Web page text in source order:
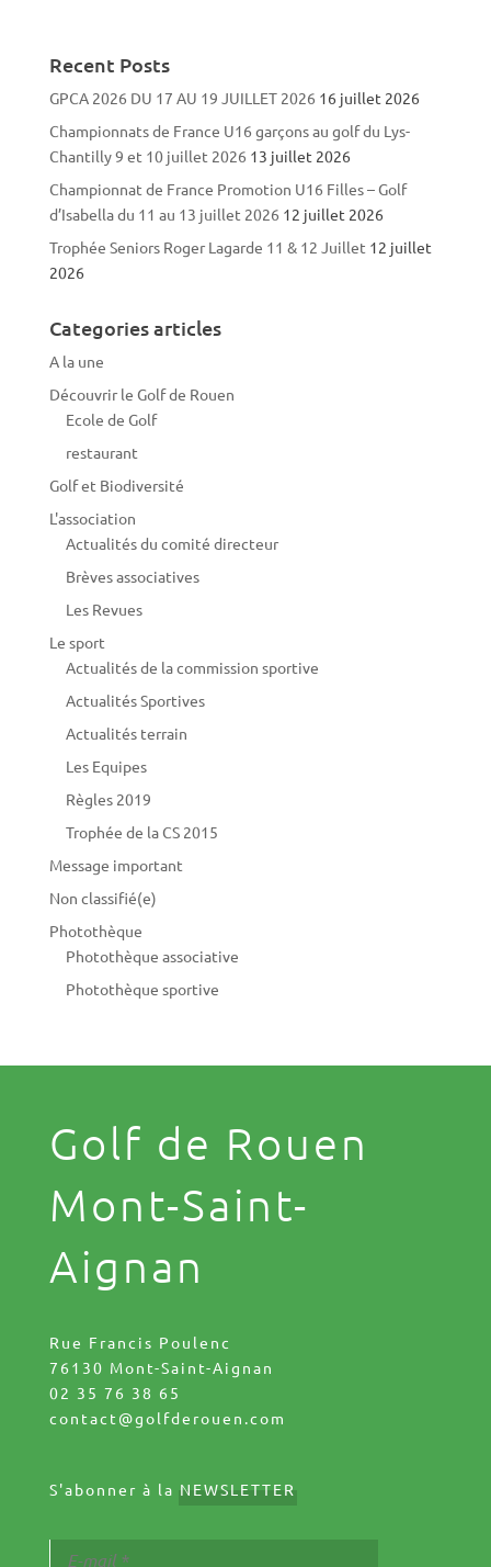
Recent Posts
GPCA 2026 DU 17 AU 19 JUILLET 2026 16 juillet 2026
Championnats de France U16 garçons au golf du Lys-
Chantilly 9 et 10 juillet 2026 13 juillet 2026
Championnat de France Promotion U16 Filles – Golf
d’Isabella du 11 au 13 juillet 2026 12 juillet 2026
Trophée Seniors Roger Lagarde 11 & 12 Juillet 12 juillet
2026
Categories articles
A la une
Découvrir le Golf de Rouen
Ecole de Golf
restaurant
Golf et Biodiversité
L'association
Actualités du comité directeur
Brèves associatives
Les Revues
Le sport
Actualités de la commission sportive
Actualités Sportives
Actualités terrain
Les Equipes
Règles 2019
Trophée de la CS 2015
Message important
Non classifié(e)
Photothèque
Photothèque associative
Photothèque sportive
Golf de Rouen
Mont-Saint-
Aignan
Rue Francis Poulenc
76130 Mont-Saint-Aignan
02 35 76 38 65
contact@golfderouen.com
S'abonner à la NEWSLETTER